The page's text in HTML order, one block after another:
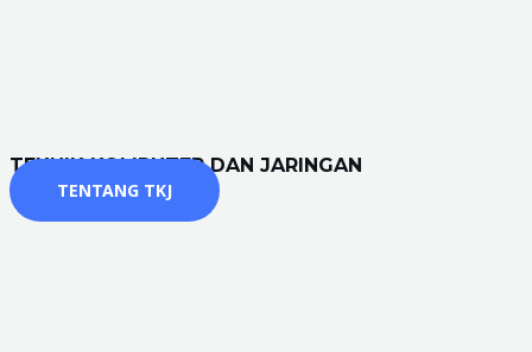
TEKNIK KOMPUTER DAN JARINGAN
TENTANG TKJ